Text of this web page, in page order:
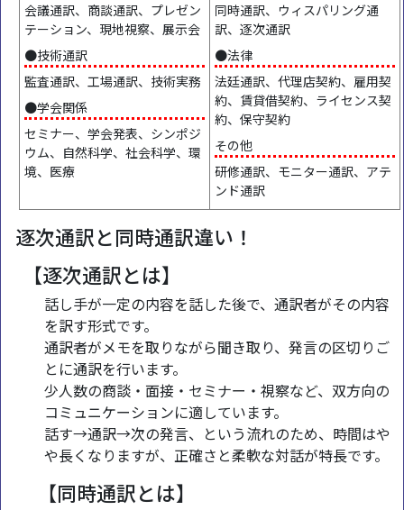
会議通訳、商談通訳、プレゼン
テーション、現地視察、展示会
●技術通訳
監査通訳、工場通訳、技術実務
●学会関係
セミナー、学会発表、シンポジ
ウム、自然科学、社会科学、環
境、医療
同時通訳、ウィスパリング通
訳、逐次通訳
●法律
法廷通訳、代理店契約、雇用契
約、賃貸借契約、ライセンス契
約、保守契約
その他
研修通訳、モニター通訳、アテ
ンド通訳
逐次通訳と同時通訳違い！
【逐次通訳とは】
話し手が一定の内容を話した後で、通訳者がその内容
を訳す形式です。
通訳者がメモを取りながら聞き取り、発言の区切りご
とに通訳を行います。
少人数の商談・面接・セミナー・視察など、双方向の
コミュニケーションに適しています。
話す→通訳→次の発言、という流れのため、時間はや
や長くなりますが、正確さと柔軟な対話が特長です。
【同時通訳とは】